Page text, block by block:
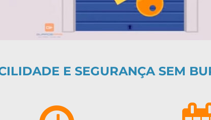
E SEGURANÇA SEM